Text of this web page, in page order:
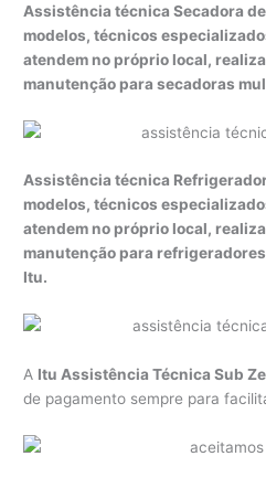
Assistência técnica Secadora
modelos, técnicos
atendem no próprio local,
manutenção para secadoras
Assistência técnica
modelos, técnicos
atendem no próprio local,
manutenção para
Itu.
A Itu Assistência Técnica Sub
de pagamento sempre para